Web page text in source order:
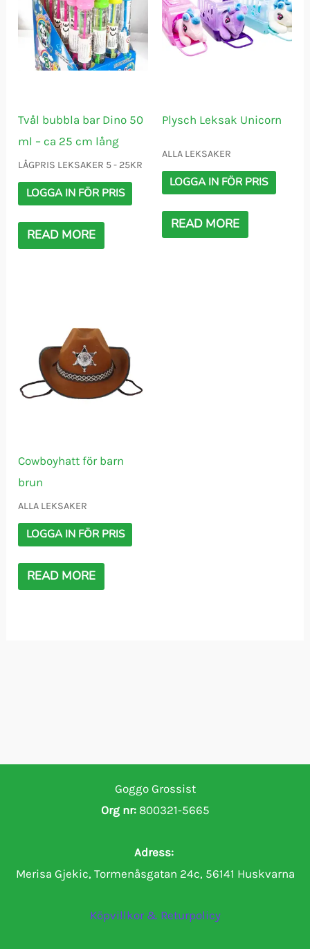
Tvål bubbla bar Dino 50
ml – ca 25 cm lång
LÅGPRIS LEKSAKER 5 - 25KR
LOGGA IN FÖR PRIS
READ MORE
Plysch Leksak Unicorn
ALLA LEKSAKER
LOGGA IN FÖR PRIS
READ MORE
Cowboyhatt för barn
brun
ALLA LEKSAKER
LOGGA IN FÖR PRIS
READ MORE
Goggo Grossist
Org nr:800321-5665
Adress:
Merisa Gjekic, Tormenåsgatan 24c, 56141 Huskvarna
Köpvillkor & Returpolicy